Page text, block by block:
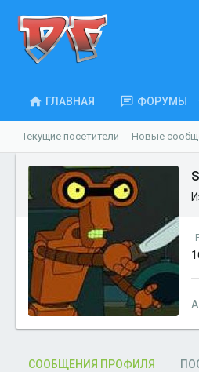
ГЛАВНАЯ ФОРУМЫ
Текущие посетители Новые
СООБЩЕНИЯ ПРОФИЛЯ